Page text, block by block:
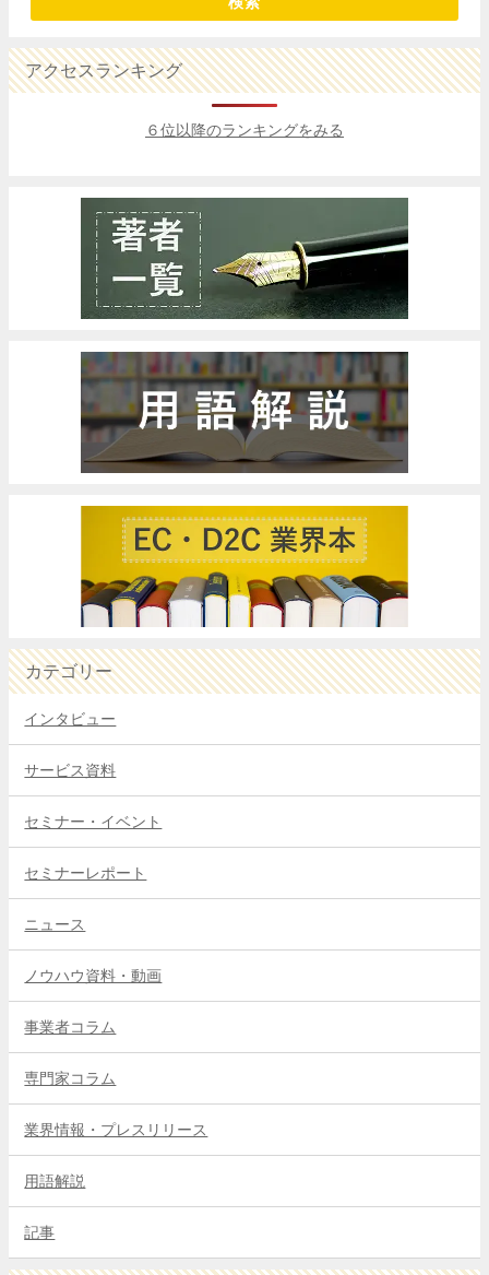
アクセスランキング
６位以降のランキングをみる
カテゴリー
インタビュー
サービス資料
セミナー・イベント
セミナーレポート
ニュース
ノウハウ資料・動画
事業者コラム
専門家コラム
業界情報・プレスリリース
用語解説
記事